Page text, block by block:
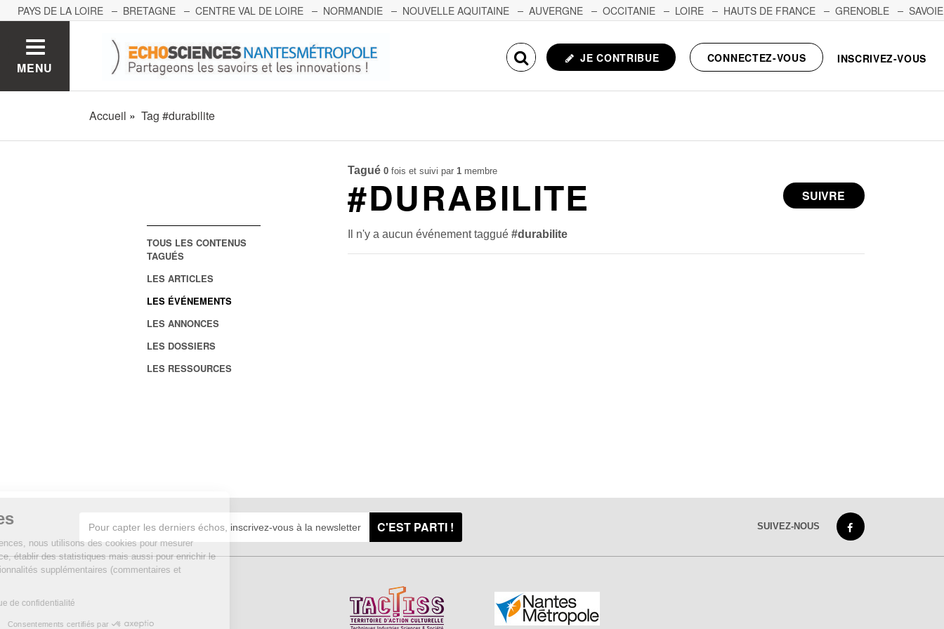
Sur Echosciences, nous utilisons des cookies pour mesurer
notre audience, établir des statistiques mais aussi pour enrichir le
site de fonctionnalités supplémentaires (commentaires et
Lire la politique de confidentialité
Consentements certifiés par
PAYS DE LA LOIRE BRETAGNE CENTRE VAL DE LOIRE NORMANDIE NOUVELLE AQUITAINE AUVERGNE OCCITANIE LOIRE HAUTS DE FRANCE GRENOBLE
SAVOIE
MENU
JE CONTRIBUE CONNECTEZ-VOUS INSCRIVEZ-VOUS
Accueil Tag #durabilite
TOUS LES CONTENUS
TAGUÉS
LES ARTICLES
LES ÉVÉNEMENTS
LES ANNONCES
LES DOSSIERS
LES RESSOURCES
Tagué 0 fois et suivi par1 membre
SUIVRE
#DURABILITE
Il n'y a aucun événement taggué#durabilite
C'EST PARTI ! SUIVEZ-NOUS